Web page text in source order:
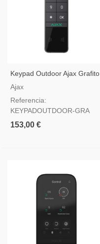
Keypad Outdoor Ajax Grafito
Ajax
Referencia:
KEYPADOUTDOOR-GRA
153,00 €